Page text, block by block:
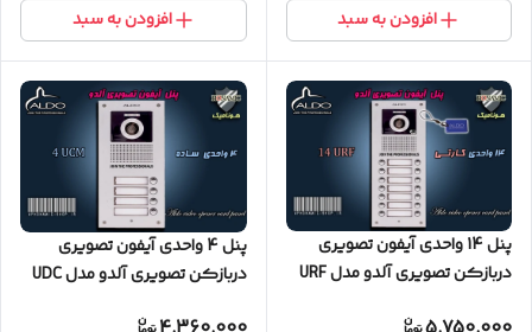
افزودن به سبد افزودن به سبد
پنل 14 واحدی آیفون تصویری
دربازکن تصویری آلدو مدل URF
پنل 4 واحدی آیفون تصویری
دربازکن تصویری آلدو مدل UDC